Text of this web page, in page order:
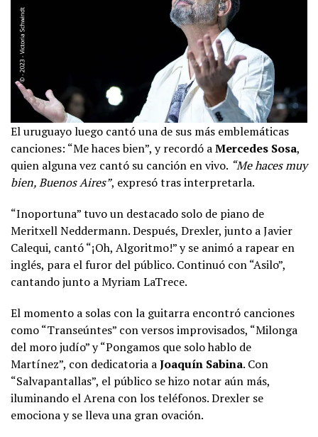
El uruguayo luego cantó una de sus más emblemáticas
canciones: “Me haces bien”, y recordó aMercedes Sosa,
quien alguna vez cantó su canción en vivo. “Me haces muy
bien, Buenos Aires”, expresó tras interpretarla.
“Inoportuna” tuvo un destacado solo de piano de
Meritxell Neddermann. Después, Drexler, junto a Javier
Calequi, cantó “¡Oh, Algoritmo!” y se animó a rapear en
inglés, para el furor del público. Continuó con “Asilo”,
cantando junto a Myriam LaTrece.
El momento a solas con la guitarra encontró canciones
como “Transeúntes” con versos improvisados, “Milonga
del moro judío” y “Pongamos que solo hablo de
Martínez”, con dedicatoria aJoaquín Sabina. Con
“Salvapantallas”, el público se hizo notar aún más,
iluminando el Arena con los teléfonos. Drexler se
emociona y se lleva una gran ovación.